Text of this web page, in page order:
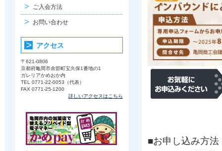
■お申し込み方法
ご入会方法
お問い合わせ
アクセス
〒621-0806
京都府亀岡市余部町宝久保1番地の1
ガレリアかめおか内
TEL 0771-22-0053（代表）
FAX 0771-25-1200
詳しいアクセスはこちら